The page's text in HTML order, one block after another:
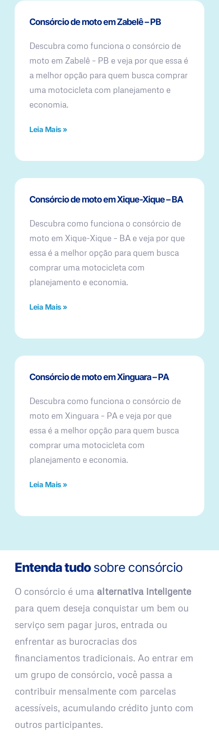
Consórcio de moto em Zabelê – PB
Descubra como funciona o consórcio de
moto em Zabelê – PB e veja por que essa é
a melhor opção para quem busca comprar
uma motocicleta com planejamento e
economia.
Leia Mais »
Consórcio de moto em Xique-Xique – BA
Descubra como funciona o consórcio de
moto em Xique-Xique – BA e veja por que
essa é a melhor opção para quem busca
comprar uma motocicleta com
planejamento e economia.
Leia Mais »
Consórcio de moto em Xinguara – PA
Descubra como funciona o consórcio de
moto em Xinguara – PA e veja por que
essa é a melhor opção para quem busca
comprar uma motocicleta com
planejamento e economia.
Leia Mais »
Entenda tudosobre consórcio
O consórcio é uma alternativa inteligente
para quem deseja conquistar um bem ou
serviço sem pagar juros, entrada ou
enfrentar as burocracias dos
financiamentos tradicionais. Ao entrar em
um grupo de consórcio, você passa a
contribuir mensalmente com parcelas
acessíveis, acumulando crédito junto com
outros participantes.